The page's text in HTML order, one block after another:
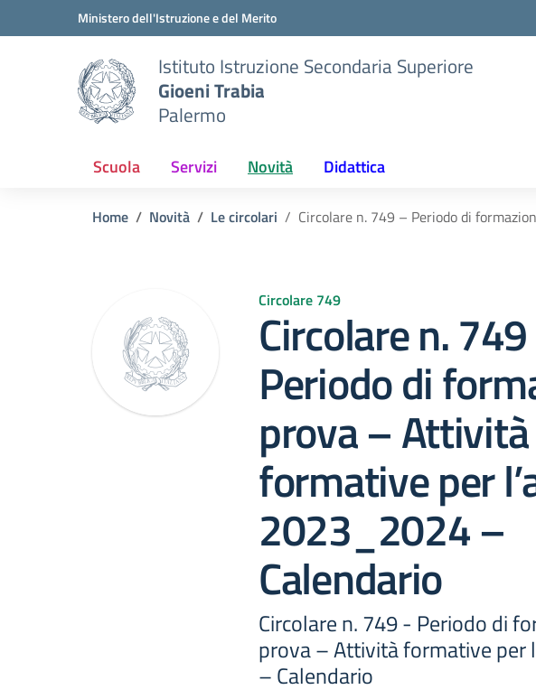
Vai ai contenuti
Vai al menu di navigazioneMinistero dell'Istruzione e del Merito
Istituto Istruzione Secondaria Superiore
Gioeni Trabia
Palermo
Scuola Servizi Novità Didattica
Home Novità Le circolari Circolare n. 749 – Periodo di
Circolare 749
Circolare n.
Periodo di
prova – Attività
formative per
2023_2024 –
Calendario
Circolare n. 749 - Periodo di
prova – Attività formative per
– Calendario